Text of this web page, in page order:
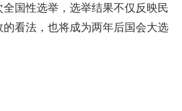
国性选举，选举结果不仅反映民
看法，也将成为两年后国会大选